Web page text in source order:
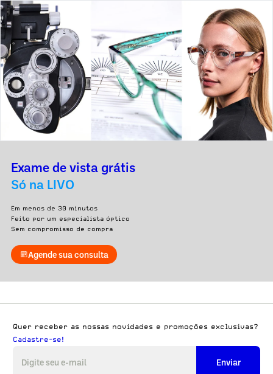
Exame de vista grátis
Só na LIVO
Em menos de 30 minutos
Feito por um especialista óptico
Sem compromisso de compra
Agende sua consulta
Quer receber as nossas novidades e promoções exclusivas?
Cadastre-se!
Enviar